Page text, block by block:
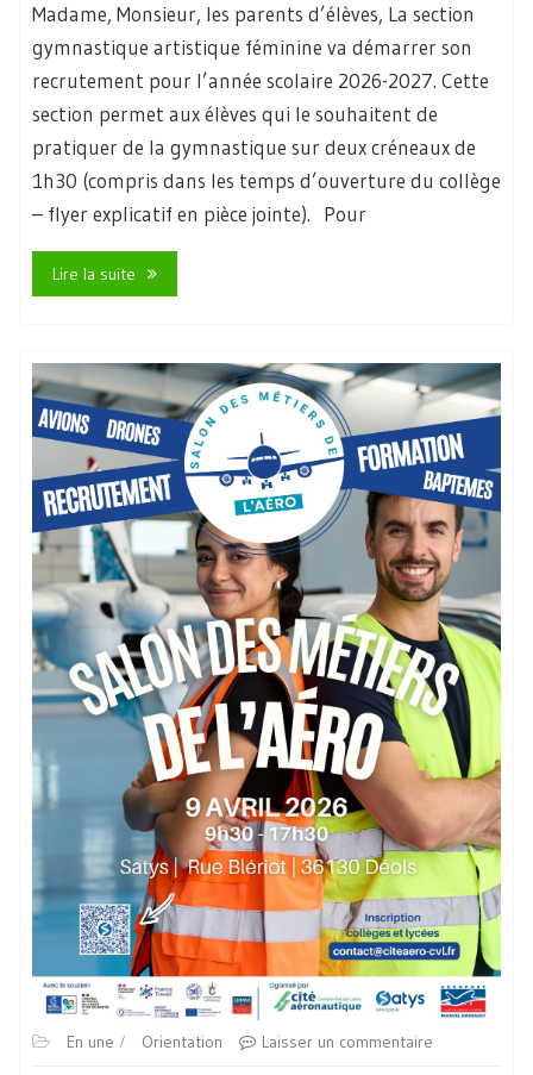
Madame, Monsieur, les parents d’élèves, La section
gymnastique artistique féminine va démarrer son
recrutement pour l’année scolaire 2026-2027. Cette
section permet aux élèves qui le souhaitent de
pratiquer de la gymnastique sur deux créneaux de
1h30 (compris dans les temps d’ouverture du collège
– flyer explicatif en pièce jointe). Pour
Lire la suite
En une Orientation Laisser un commentaire